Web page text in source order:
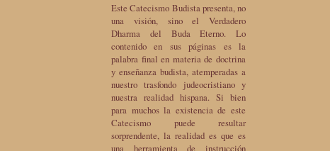
Este Catecismo Budista presenta, no
una visión, sino el Verdadero
Dharma del Buda Eterno. Lo
contenido en sus páginas es la
palabra final en materia de doctrina
y enseñanza budista, atemperadas a
nuestro trasfondo judeocristiano y
nuestra realidad hispana. Si bien
para muchos la existencia de este
Catecismo puede resultar
sorprendente, la realidad es que es
una herramienta de instrucción